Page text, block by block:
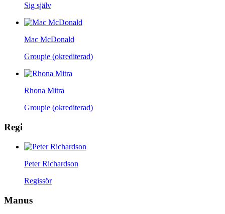
Sig själv
Mac McDonald
Groupie (okrediterad)
Rhona Mitra
Groupie (okrediterad)
Regi
Peter Richardson
Regissör
Manus